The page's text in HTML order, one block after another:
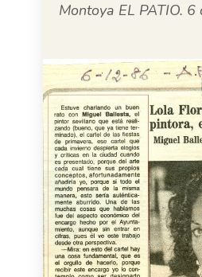
Montoya EL PATIO. 6